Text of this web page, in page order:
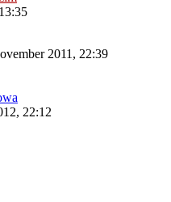
2011, 22:39
22:12